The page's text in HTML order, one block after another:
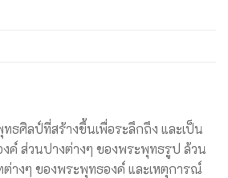
ธศิลป์ที่สร้างขึ้นเพื่อระลึกถึง และเป็น
ค์ ส่วนปางต่างๆ ของพระพุทธรูป ล้วน
างๆ ของพระพุทธองค์ และเหตุการณ์